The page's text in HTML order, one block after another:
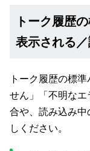
トーク履歴
表示される
トーク履歴の標
せん」「不明な
合や、読み込み
しください。